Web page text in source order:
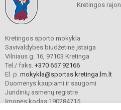
Kretingos
Kretingos sporto mokykla
Savivaldybės biudžetinė įstaiga
Vilniaus g. 16, 97103 Kretinga
Tel./ faks. +370 657 92166
El. p. mokykla@sportas.kretinga.lm.lt
Duomenys kaupiami ir saugomi
Juridinių asmenų registre
Įmonės kodas 190284715